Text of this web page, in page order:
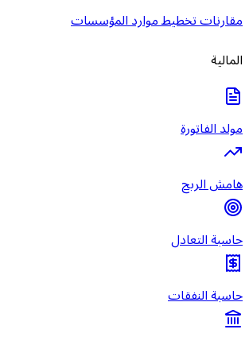
مقارنات تخطيط موارد المؤسسات
المالية
مولد الفاتورة
هامش الربح
حاسبة التعادل
حاسبة النفقات